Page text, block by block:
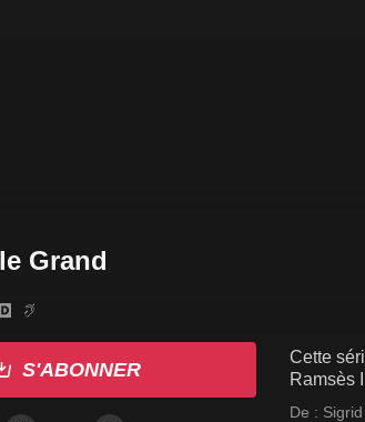
S'ABONNER
Cette
Ramsès
De :